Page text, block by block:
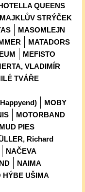
QUEENS
MAJKLŮV STRÝČEK
MASOMLEJN
MATADORS
MEFISTO
VLADIMÍR
TVÁŘE
MOBY
MOTORBAND
MUD PIES
Richard
NAČEVA
NAIMA
HÝBE UŠIMA